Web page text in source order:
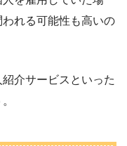
れる可能性も高いの
介サービスといった